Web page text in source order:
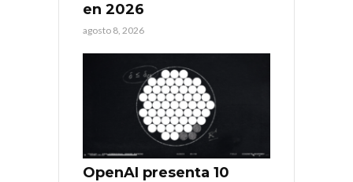
en 2026
agosto 8, 2026
OpenAI presenta 10